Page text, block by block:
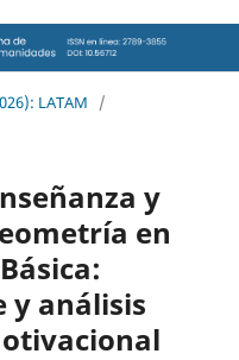
LATAM
/
y
en
y análisis